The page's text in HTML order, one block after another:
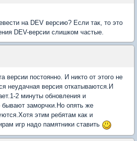
на DEV версию? Если так, то это
DEV-версии слишком частые.
версии постоянно. И никто от этого не
неудачная версия откатываются.И
2 минуты обновления и
бывают заморчки.Но опять же
этим ребятам как и
игр надо памятники ставить